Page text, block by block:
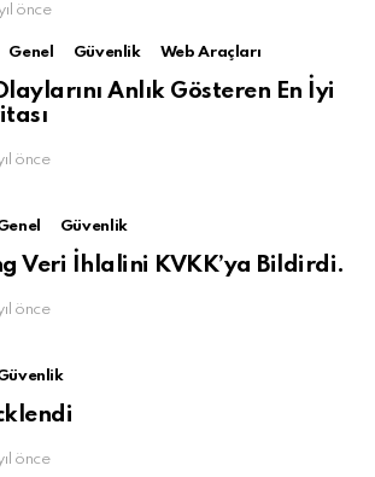
önce
Genel Güvenlik Web Araçları
Anlık Gösteren En İyi
önce
Güvenlik
Veri İhlalini KVKK’ya Bildirdi.
önce
önce